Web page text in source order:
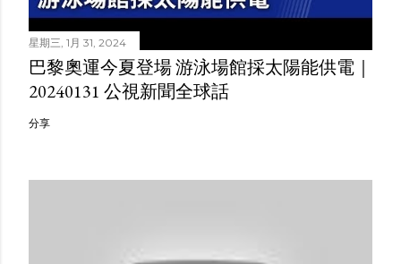
星期三, 1月 31, 2024
巴黎奧運今夏登場 游泳場館採太陽能供電｜
20240131 公視新聞全球話
分享